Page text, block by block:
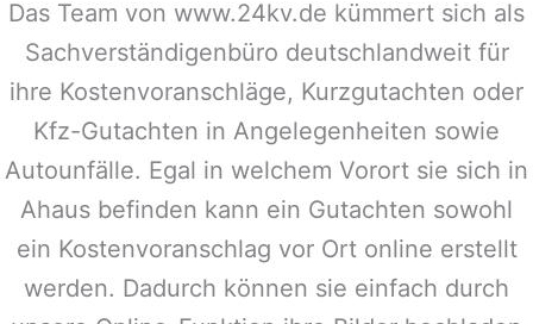
Das Team von www.24kv.de kümmert sich als
Sachverständigenbüro deutschlandweit für
ihre Kostenvoranschläge, Kurzgutachten oder
Kfz-Gutachten in Angelegenheiten sowie
Autounfälle. Egal in welchem Vorort sie sich in
Ahaus befinden kann ein Gutachten sowohl
ein Kostenvoranschlag vor Ort online erstellt
werden. Dadurch können sie einfach durch